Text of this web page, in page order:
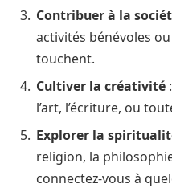
Contribuer à la
activités bénévoles
touchent.
Cultiver la créativité
l’art, l’écriture, ou
Explorer la
religion, la
connectez-vous à